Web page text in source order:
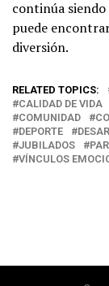
continúa
puede
diversión.
RELATED TOPICS:
CALIDAD DE VIDA
COMUNIDAD
DEPORTE
JUBILADOS
VÍNCULOS